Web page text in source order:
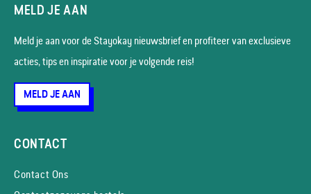
MELD JE AAN
Meld je aan voor de Stayokay nieuws­brief en profiteer van exclusieve
acties, tips en inspiratie voor je volgende reis!
MELD JE AAN
CONTACT
Contact Ons